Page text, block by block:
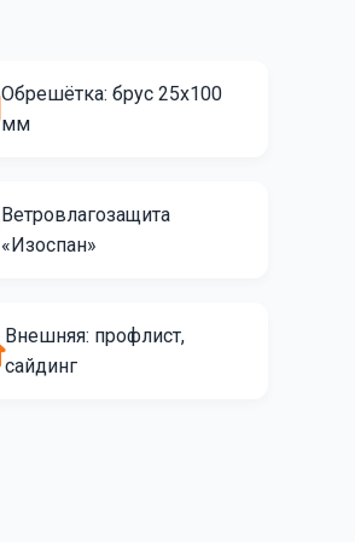
Обрешётка: брус 25х100
мм
Ветровлагозащита
«Изоспан»
Внешняя: профлист,
сайдинг